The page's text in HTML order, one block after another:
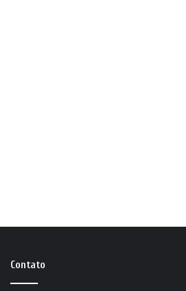
Contato